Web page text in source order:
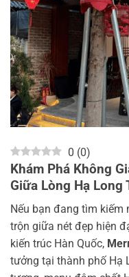
0 (0)
Khám Phá Không
Giữa Lòng Hạ
Nếu bạn đang tìm
trộn giữa nét đẹp hiện
kiến trúc Hàn Quốc,
tưởng tại thành phố Hạ